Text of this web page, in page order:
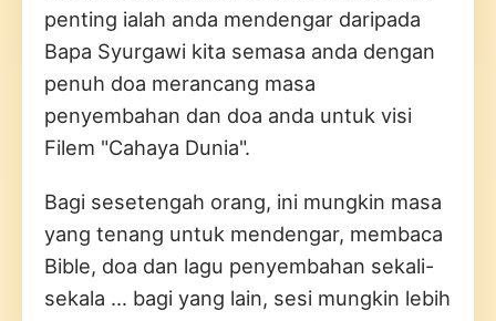
penting ialah anda mendengar daripada
Bapa Syurgawi kita semasa anda dengan
penuh doa merancang masa
penyembahan dan doa anda untuk visi
Filem "Cahaya Dunia".
Bagi sesetengah orang, ini mungkin masa
yang tenang untuk mendengar, membaca
Bible, doa dan lagu penyembahan sekali-
sekala … bagi yang lain, sesi mungkin lebih